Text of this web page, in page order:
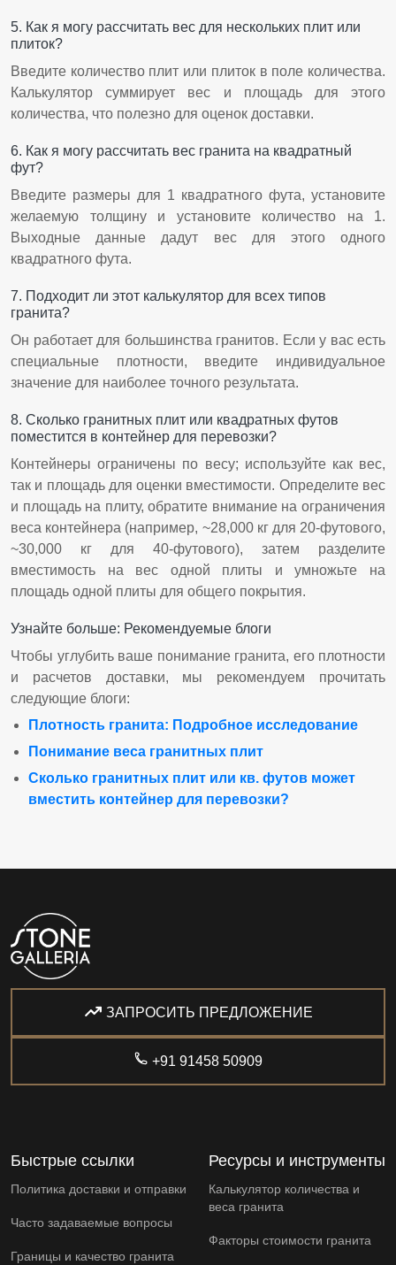
5. Как я могу рассчитать вес для нескольких плит или
плиток?
Введите количество плит или плиток в поле количества.
Калькулятор суммирует вес и площадь для этого
количества, что полезно для оценок доставки.
6. Как я могу рассчитать вес гранита на квадратный
фут?
Введите размеры для 1 квадратного фута, установите
желаемую толщину и установите количество на 1.
Выходные данные дадут вес для этого одного
квадратного фута.
7. Подходит ли этот калькулятор для всех типов
гранита?
Он работает для большинства гранитов. Если у вас есть
специальные плотности, введите индивидуальное
значение для наиболее точного результата.
8. Сколько гранитных плит или квадратных футов
поместится в контейнер для перевозки?
Контейнеры ограничены по весу; используйте как вес,
так и площадь для оценки вместимости. Определите вес
и площадь на плиту, обратите внимание на ограничения
веса контейнера (например, ~28,000 кг для 20-футового,
~30,000 кг для 40-футового), затем разделите
вместимость на вес одной плиты и умножьте на
площадь одной плиты для общего покрытия.
Узнайте больше: Рекомендуемые блоги
Чтобы углубить ваше понимание гранита, его плотности
и расчетов доставки, мы рекомендуем прочитать
следующие блоги:
Плотность гранита: Подробное исследование
Понимание веса гранитных плит
Сколько гранитных плит или кв. футов может
вместить контейнер для перевозки?
ЗАПРОСИТЬ ПРЕДЛОЖЕНИЕ
+91 91458 50909
Быстрые ссылки
Политика доставки и отправки
Часто задаваемые вопросы
Границы и качество гранита
Ресурсы и инструменты
Калькулятор количества и
веса гранита
Факторы стоимости гранита